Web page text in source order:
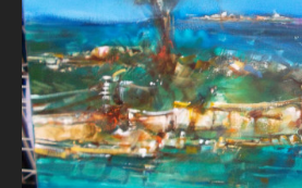
Jean-Claude